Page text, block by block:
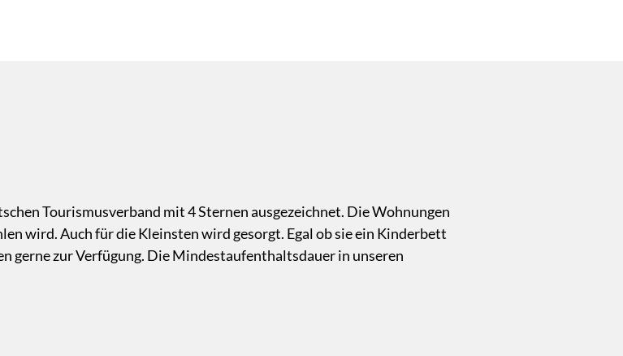
Tourismusverband mit 4 Sternen ausgezeichnet. Die Wohnungen
wird. Auch für die Kleinsten wird gesorgt. Egal ob sie ein Kinderbett
gerne zur Verfügung. Die Mindestaufenthaltsdauer in unseren